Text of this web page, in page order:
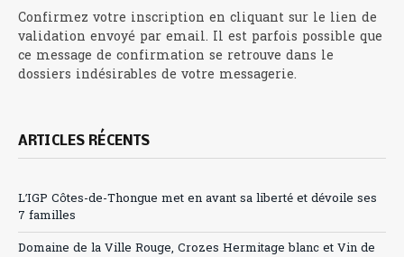
Confirmez votre inscription en cliquant sur le lien de
validation envoyé par email. Il est parfois possible que
ce message de confirmation se retrouve dans le
dossiers indésirables de votre messagerie.
ARTICLES RÉCENTS
L’IGP Côtes-de-Thongue met en avant sa liberté et dévoile ses
7 familles
Domaine de la Ville Rouge, Crozes Hermitage blanc et Vin de